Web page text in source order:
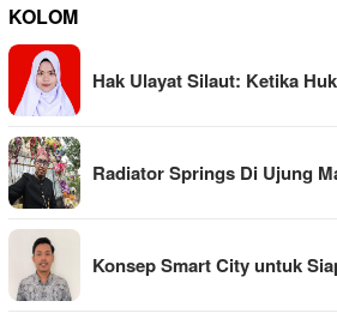
KOLOM
Hak Ulayat Silaut: Ketika
Radiator Springs Di Ujung
Konsep Smart City untuk